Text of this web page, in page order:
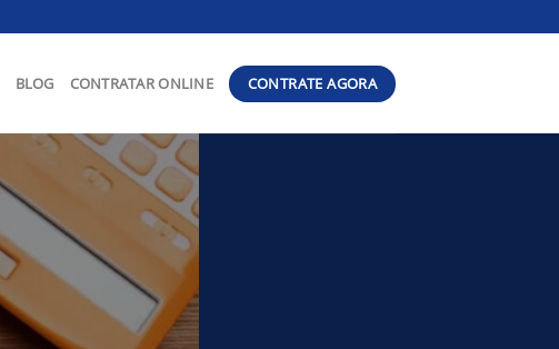
BLOG CONTRATAR ONLINE CONTRATE AGORA